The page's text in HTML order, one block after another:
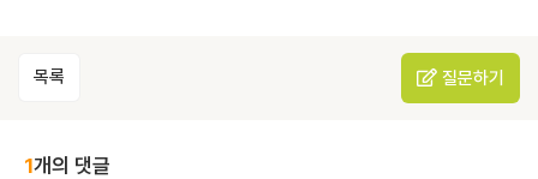
목록 질문하기
1개의 댓글